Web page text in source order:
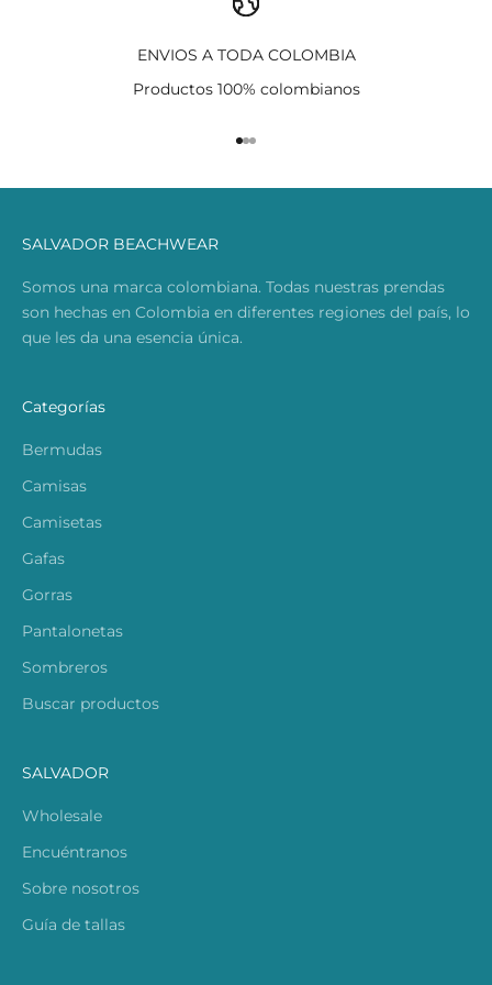
ENVIOS A TODA COLOMBIA
Productos 100% colombianos
Ir al artículo 1
Ir al artículo 2
Ir al artículo 3
SALVADOR BEACHWEAR
Somos una marca colombiana. Todas nuestras prendas
son hechas en Colombia en diferentes regiones del país, lo
que les da una esencia única.
Categorías
Bermudas
Camisas
Camisetas
Gafas
Gorras
Pantalonetas
Sombreros
Buscar productos
SALVADOR
Wholesale
Encuéntranos
Sobre nosotros
Guía de tallas